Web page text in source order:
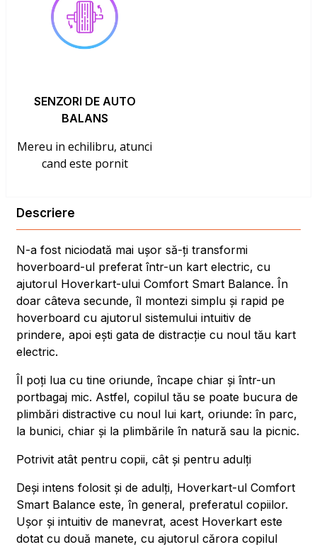
SENZORI DE AUTO
BALANS
Mereu in echilibru, atunci
cand este pornit
Descriere
N-a fost niciodată mai ușor să-ți transformi
hoverboard-ul preferat într-un kart electric, cu
ajutorul Hoverkart-ului Comfort Smart Balance. În
doar câteva secunde, îl montezi simplu și rapid pe
hoverboard cu ajutorul sistemului intuitiv de
prindere, apoi ești gata de distracție cu noul tău kart
electric.
Îl poți lua cu tine oriunde, încape chiar și într-un
portbagaj mic. Astfel, copilul tău se poate bucura de
plimbări distractive cu noul lui kart, oriunde: în parc,
la bunici, chiar și la plimbările în natură sau la picnic.
Potrivit atât pentru copii, cât și pentru adulți
Deși intens folosit și de adulți, Hoverkart-ul Comfort
Smart Balance este, în general, preferatul copiilor.
Ușor și intuitiv de manevrat, acest Hoverkart este
dotat cu două manete, cu ajutorul cărora copilul